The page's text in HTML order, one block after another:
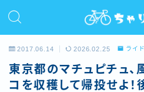
MENU
ホーム
2017.06.14 2026.02.25 ライド
東京都のマチュピチュ、
コを収穫して帰投せよ！